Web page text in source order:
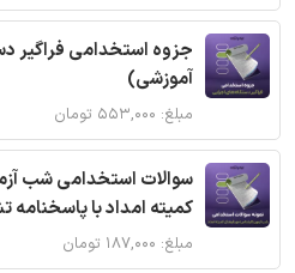
جزوه استخدامی فراگیر
آموزشی)
مبلغ: ۵۵۳,۰۰۰ تومان
سوالات استخدامی شب
کمیته امداد با
مبلغ: ۱۸۷,۰۰۰ تومان